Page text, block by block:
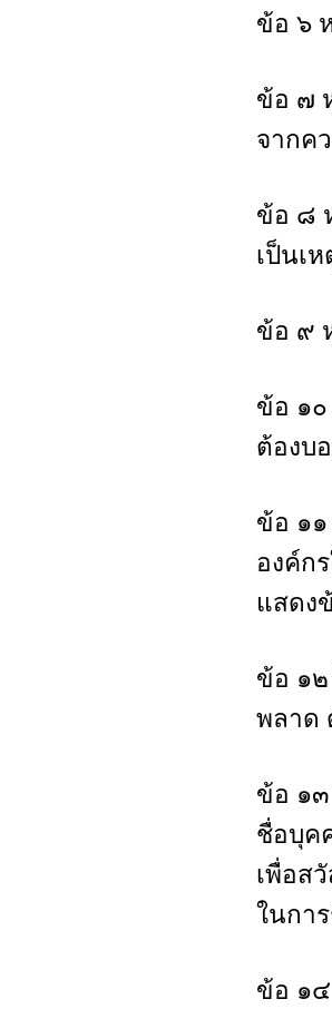
ข้อ ๖
ข้อ ๗
จากค
ข้อ ๘
เป็นเ
ข้อ ๙
ข้อ ๑
ต้องบ
ข้อ ๑
องค์ก
แสดง
ข้อ ๑
พลาด
ข้อ ๑
ชื่อบุค
เพื่อส
ในกา
ข้อ ๑